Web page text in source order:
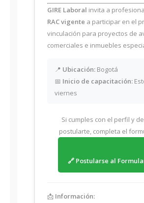
GIRE Laboral invita a
RAC vigente a participar en el
vinculación para proyectos de
comerciales e inmuebles
📍 Ubicación: Bogotá
📅 Inicio de capacitación:
viernes
Si cumples con el perfil y
postularte, completa el
🔗 Postularse al
📩 Información: